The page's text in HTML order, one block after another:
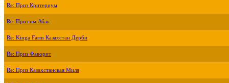
Re: Приз Критериум
Re: Приз им.Абая
Re: Kinga Farm Казахстан Дерби
Re: Приз Фаворит
Re: Приз Казахстанская Миля